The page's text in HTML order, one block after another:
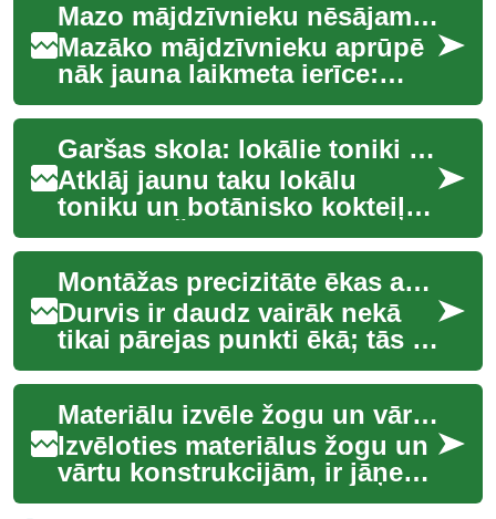
Mazo mājdzīvnieku nēsājamie biosensori un to nākotne
Mazāko mājdzīvnieku aprūpē
nāk jauna laikmeta ierīce:
nēsājamie biosensori, kas
mērā sirdsdarbību,
temperatūru un uzv...
Garšas skola: lokālie toniki un botāniskie kokteiļi
Atklāj jaunu taku lokālu
toniku un botānisko kokteiļu
pasaulē. Šis ceļojums
iedvesmos eksperimentēt ar
dārza garšām u...
Montāžas precizitāte ēkas atveru elementiem
Durvis ir daudz vairāk nekā
tikai pārejas punkti ēkā; tās ir
neatņemama sastāvdaļa, kas
ietekmē funkcionalitāti, estē...
Materiālu izvēle žogu un vārtu konstrukcijām
Izvēloties materiālus žogu un
vārtu konstrukcijām, ir jāņem
vērā vairāki būtiski faktori,